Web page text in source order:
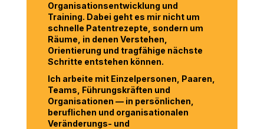
Organisationsentwicklung und
Training. Dabei geht es mir nicht um
schnelle Patentrezepte, sondern um
Räume, in denen Verstehen,
Orientierung und tragfähige nächste
Schritte entstehen können.
Ich arbeite mit Einzelpersonen, Paaren,
Teams, Führungskräften und
Organisationen — in persönlichen,
beruflichen und organisationalen
Veränderungs- und